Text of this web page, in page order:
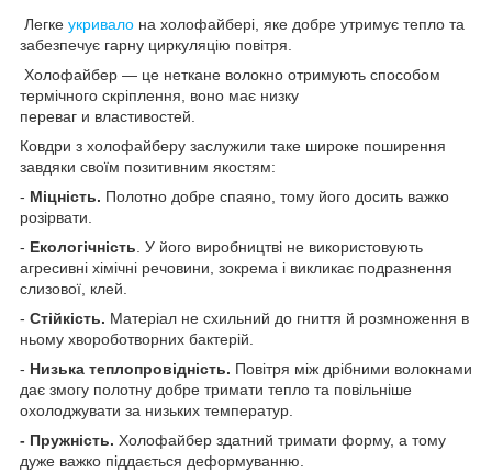
Легке укривало на холофайбері, яке добре утримує тепло та
забезпечує гарну циркуляцію повітря.
Холофайбер — це неткане волокно отримують способом
термічного скріплення, воно має низку
переваг и властивостей.
Ковдри з холофайберу заслужили таке широке поширення
завдяки своїм позитивним якостям:
- Міцність. Полотно добре спаяно, тому його досить важко
розірвати.
- Екологічність . У його виробництві не використовують
агресивні хімічні речовини, зокрема і викликає подразнення
слизової, клей.
- Стійкість. Матеріал не схильний до гниття й розмноження в
ньому хвороботворних бактерій.
- Низька теплопровідність. Повітря між дрібними волокнами
дає змогу полотну добре тримати тепло та повільніше
охолоджувати за низьких температур.
- Пружність. Холофайбер здатний тримати форму, а тому
дуже важко піддається деформуванню.